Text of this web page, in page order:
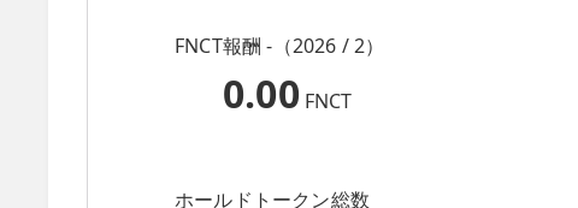
FNCT報酬 -（2026 / 2）
0.00 FNCT
ホールドトークン総数